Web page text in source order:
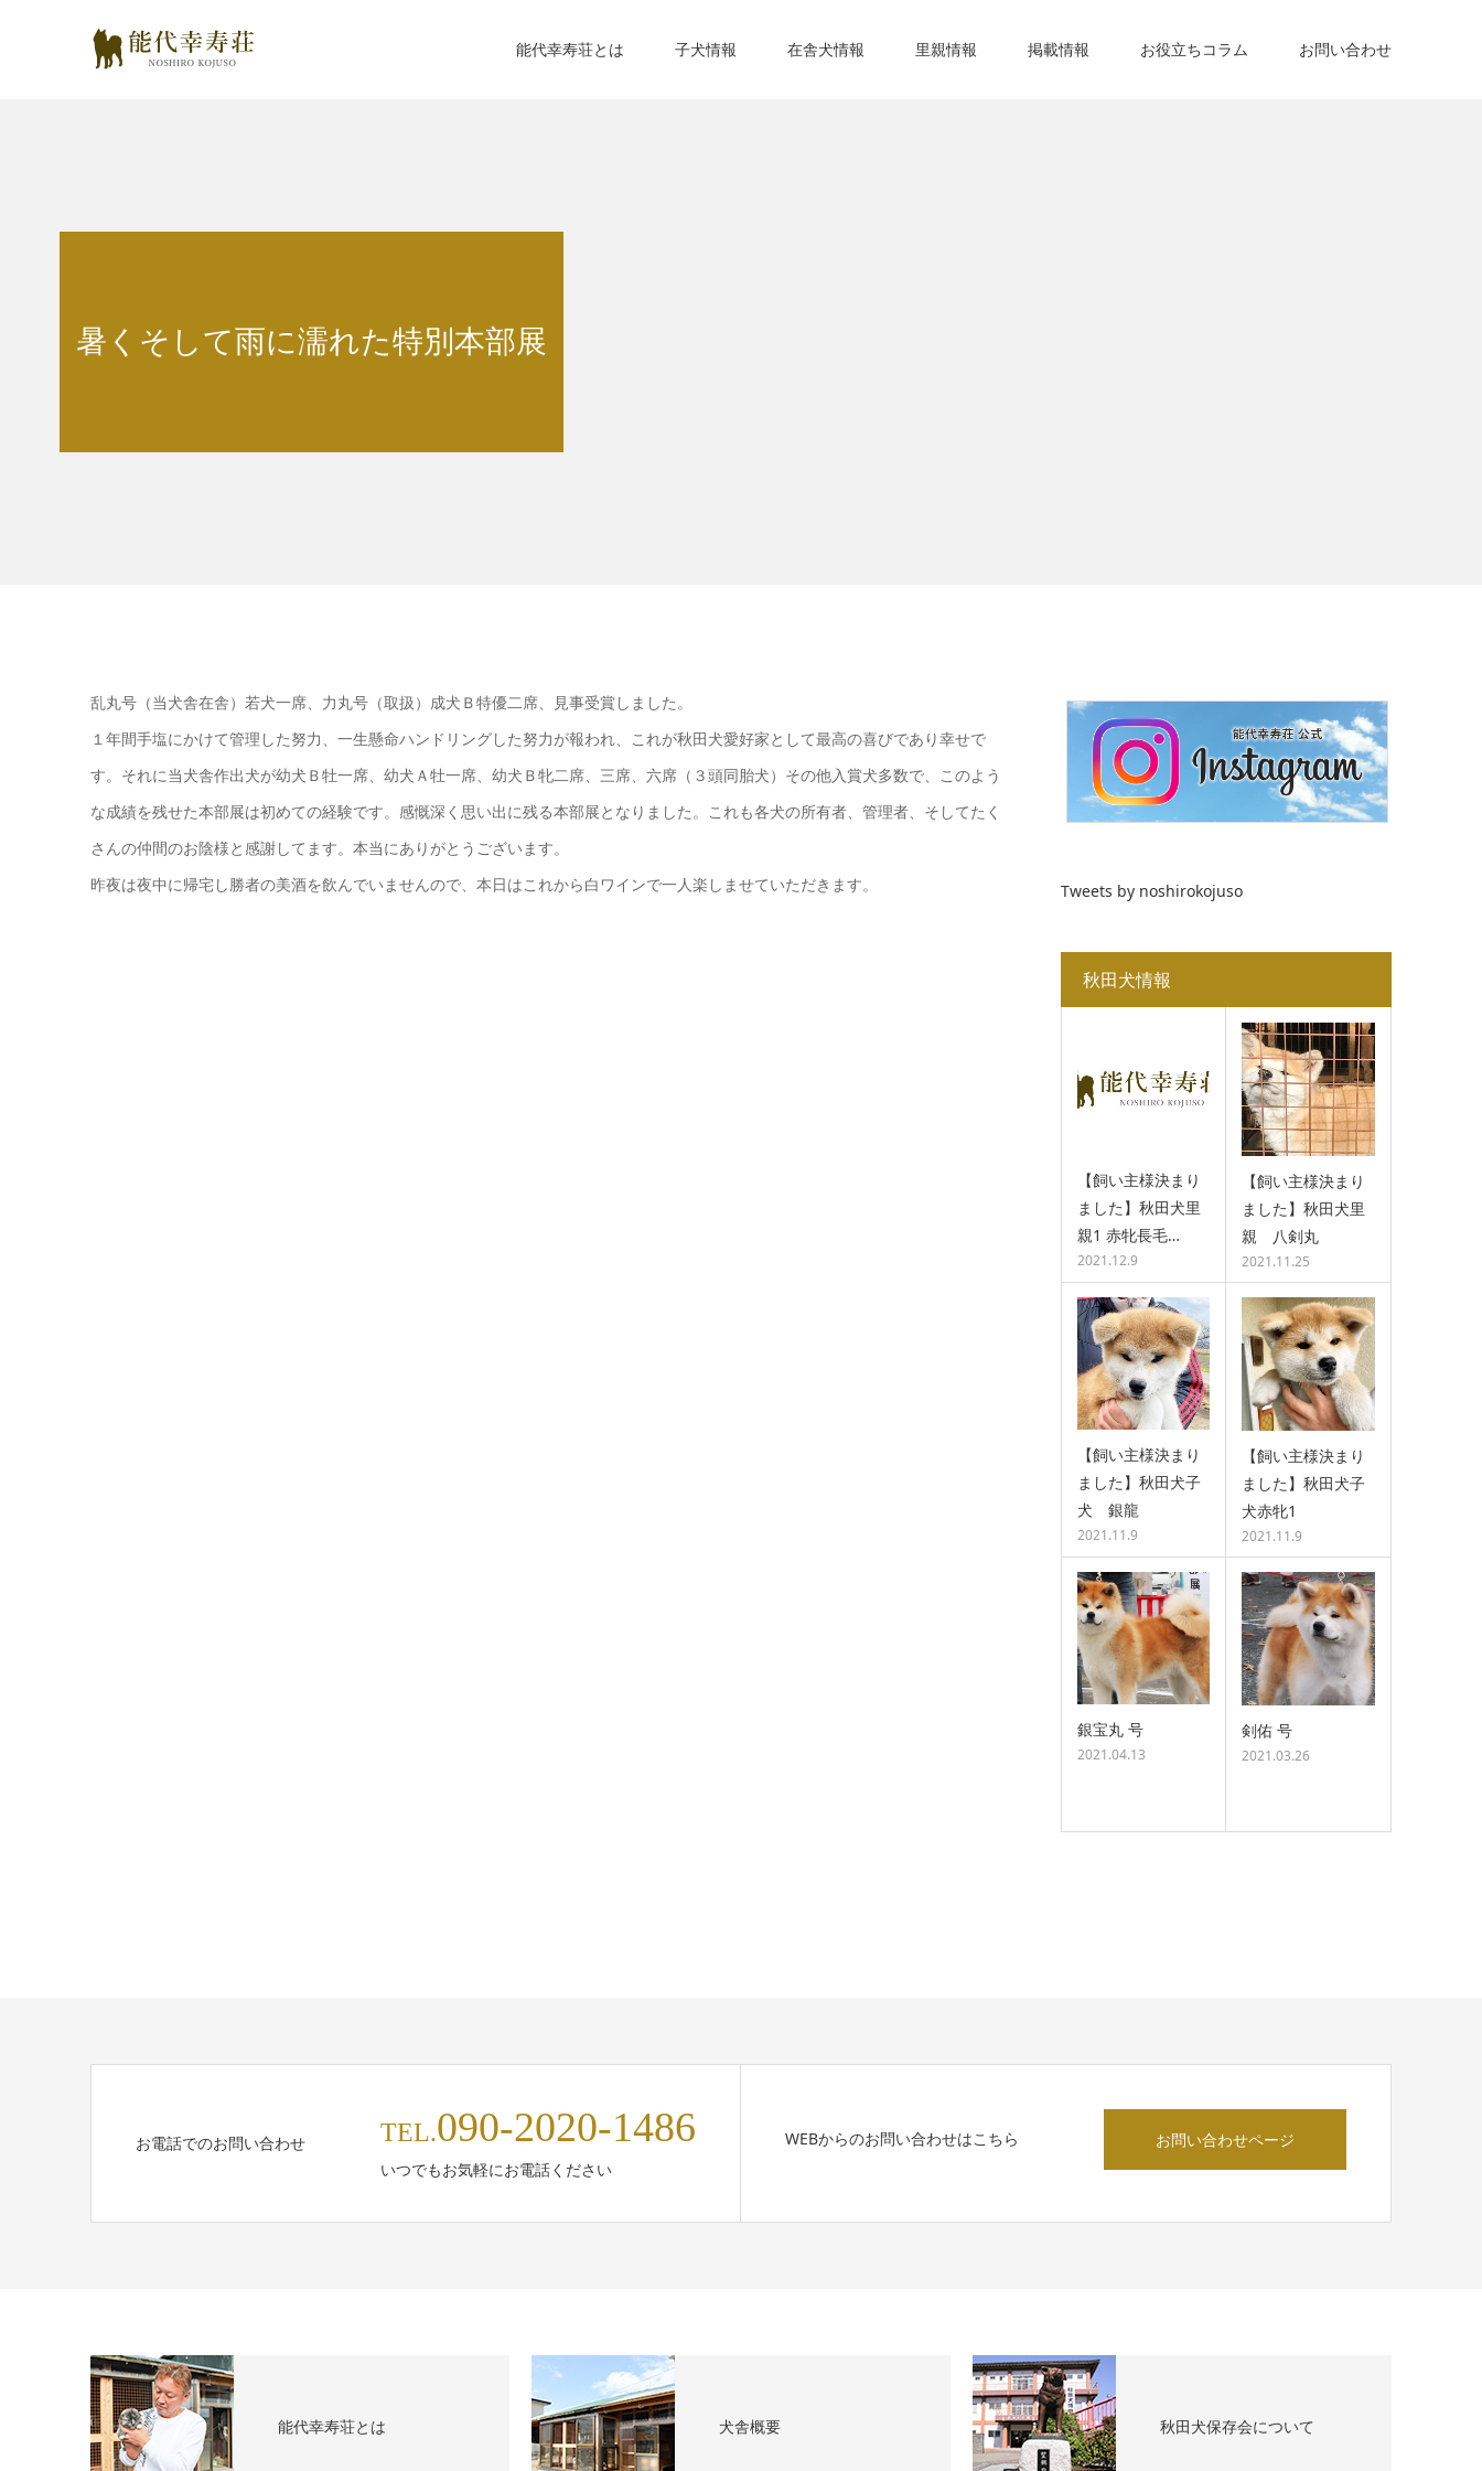
能代幸寿荘とは 子犬情報 在舎犬情報 里親情報 掲載情報 お役立ちコラム お問い合わせ
暑くそして雨に濡れた特別本部展
乱丸号（当犬舎在舎）若犬一席、力丸号（取扱）成犬Ｂ特優二席、見事受賞しました。
１年間手塩にかけて管理した努力、一生懸命ハンドリングした努力が報われ、これが秋田犬愛好家として最高の喜びであり幸せで
す。それに当犬舎作出犬が幼犬Ｂ牡一席、幼犬Ａ牡一席、幼犬Ｂ牝二席、三席、六席（３頭同胎犬）その他入賞犬多数で、このよう
な成績を残せた本部展は初めての経験です。感慨深く思い出に残る本部展となりました。これも各犬の所有者、管理者、そしてたく
さんの仲間のお陰様と感謝してます。本当にありがとうございます。
昨夜は夜中に帰宅し勝者の美酒を飲んでいませんので、本日はこれから白ワインで一人楽しませていただきます。
Tweets by noshirokojuso
秋田犬情報
【飼い主様決まり
ました】秋田犬里
親1 赤牝長毛…
2021.12.9
【飼い主様決まり
ました】秋田犬里
親 八剣丸
2021.11.25
【飼い主様決まり
ました】秋田犬子
犬 銀龍
2021.11.9
【飼い主様決まり
ました】秋田犬子
犬赤牝1
2021.11.9
銀宝丸 号
2021.04.13
剣佑 号
2021.03.26
お電話でのお問い合わせ TEL.090-2020-1486
いつでもお気軽にお電話ください
WEBからのお問い合わせはこちら お問い合わせページ
能代幸寿荘とは 犬舎概要 秋田犬保存会について